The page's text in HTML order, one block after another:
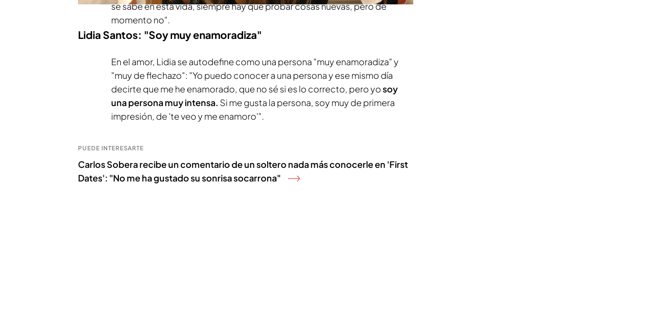
se sabe en esta vida, siempre hay que probar cosas nuevas, pero de
momento no".
Lidia Santos: "Soy muy enamoradiza"
En el amor, Lidia se autodefine como una persona "muy enamoradiza" y
"muy de flechazo": "Yo puedo conocer a una persona y ese mismo día
decirte que me he enamorado, que no sé si es lo correcto, pero yosoy
una persona muy intensa. Si me gusta la persona, soy muy de primera
impresión, de 'te veo y me enamoro'".
PUEDE INTERESARTE
Carlos Sobera recibe un comentario de un soltero nada más conocerle en 'First
Dates': "No me ha gustado su sonrisa socarrona"